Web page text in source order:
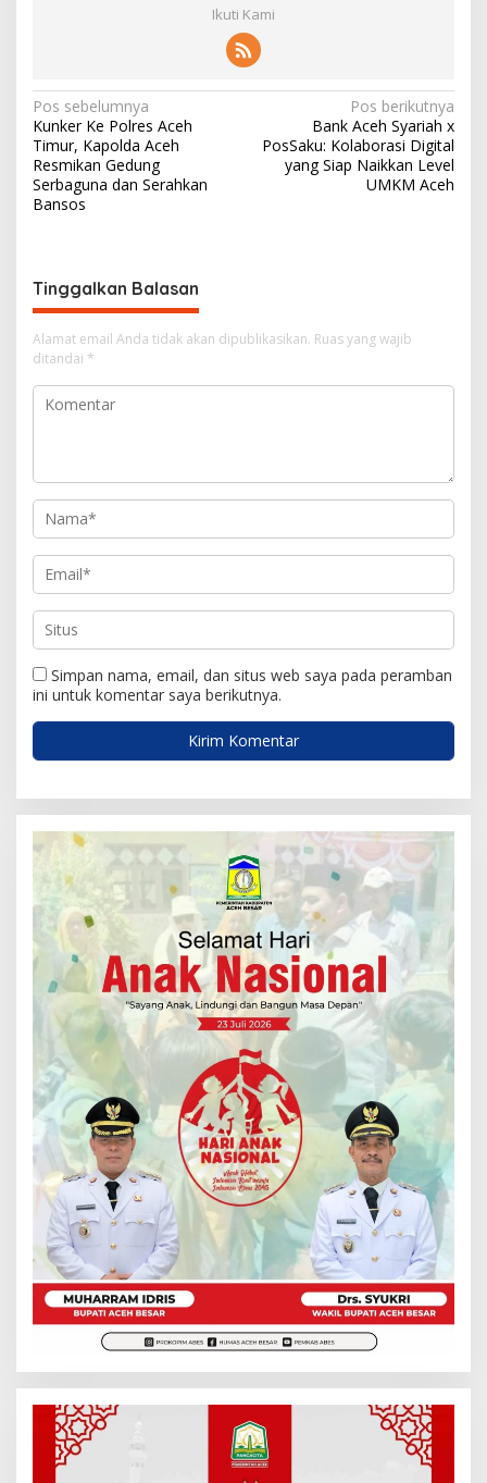
Ikuti Kami
N
a
v
i
s
i
p
o
s
Pos sebelumnya
Kunker Ke Polres Aceh
Timur, Kapolda Aceh
Resmikan Gedung
Serbaguna dan Serahkan
Bansos
Pos berikutnya
Bank Aceh Syariah x
PosSaku: Kolaborasi Digital
yang Siap Naikkan Level
UMKM Aceh
Tinggalkan Balasan
Alamat email Anda tidak akan dipublikasikan. Ruas yang wajib
ditandai *
Simpan nama, email, dan situs web saya pada peramban
ini untuk komentar saya berikutnya.